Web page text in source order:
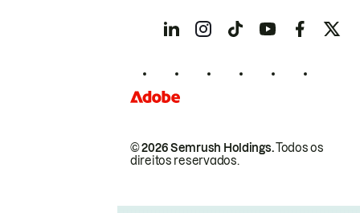
© 2026 Semrush Holdings.Todos os
direitos reservados.